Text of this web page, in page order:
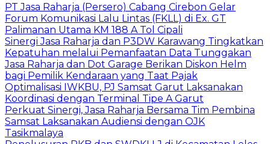
PT Jasa Raharja (Persero) Cabang Cirebon Gelar
Forum Komunikasi Lalu Lintas (FKLL) di Ex. GT
Palimanan Utama KM 188 A Tol Cipali
Sinergi Jasa Raharja dan P3DW Karawang Tingkatkan
Kepatuhan melalui Pemanfaatan Data Tunggakan
Jasa Raharja dan Dot Garage Berikan Diskon Helm
bagi Pemilik Kendaraan yang Taat Pajak
Optimalisasi IWKBU, PJ Samsat Garut Laksanakan
Koordinasi dengan Terminal Tipe A Garut
Perkuat Sinergi, Jasa Raharja Bersama Tim Pembina
Samsat Laksanakan Audiensi dengan OJK
Tasikmalaya